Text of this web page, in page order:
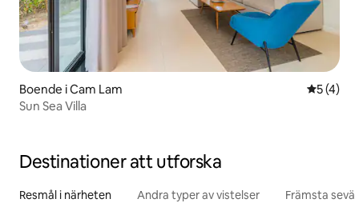
Boende i Cam Lam 5 av 5 i
5 (4)
Sun Sea Villa
Destinationer att utforska
Resmål i närheten Andra typer av vistelser Främsta